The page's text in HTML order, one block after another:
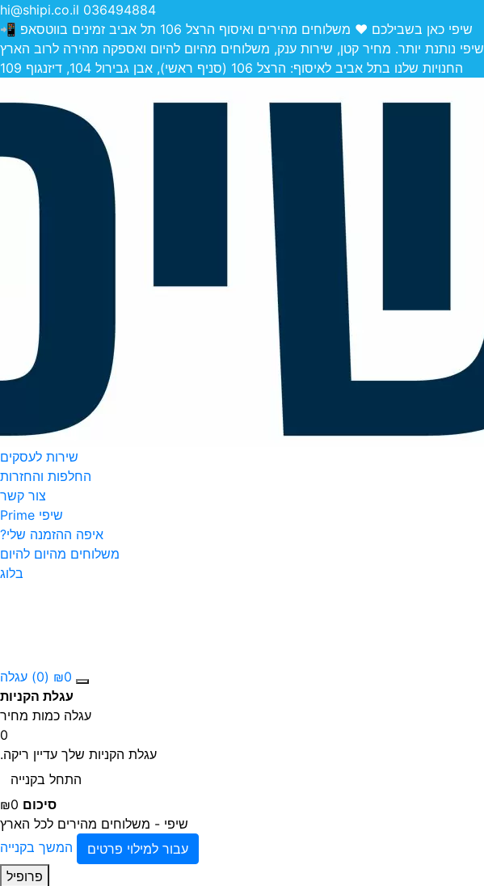
036494884
hi@shipi.co.il
שיפי כאן בשבילכם ❤️ משלוחים מהירים ואיסוף הרצל 106 תל אביב זמינים בווטסאפ 📲
שיפי נותנת יותר. מחיר קטן, שירות ענק, משלוחים מהיום להיום ואספקה מהירה לרוב הארץ
החנויות שלנו בתל אביב לאיסוף: הרצל 106 (סניף ראשי), אבן גבירול 104, דיזנגוף 109
שירות לעסקים
החלפות והחזרות
צור קשר
שיפי Prime
איפה ההזמנה שלי?
משלוחים מהיום להיום
בלוג
₪0
(0)
עגלה
עגלת הקניות
עגלה כמות מחיר
0
עגלת הקניות שלך עדיין ריקה.
התחל בקנייה
סיכום ₪0
שיפי - משלוחים מהירים לכל הארץ
עבור למילוי פרטים
המשך בקנייה
פרופיל